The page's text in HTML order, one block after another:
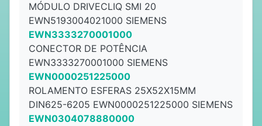
MÓDULO DRIVECLIQ SMI 20
EWN5193004021000 SIEMENS
EWN3333270001000
CONECTOR DE POTÊNCIA
EWN3333270001000 SIEMENS
EWN0000251225000
ROLAMENTO ESFERAS 25X52X15MM
DIN625-6205 EWN0000251225000 SIEMENS
EWN0304078880000